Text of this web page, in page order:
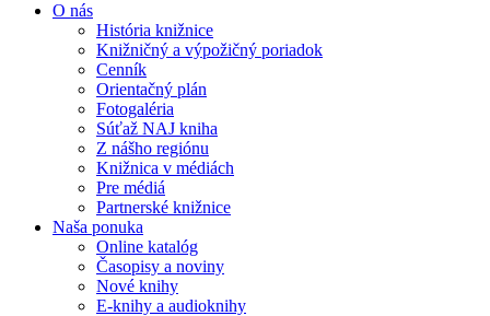
O nás
História knižnice
Knižničný a výpožičný poriadok
Cenník
Orientačný plán
Fotogaléria
Súťaž NAJ kniha
Z nášho regiónu
Knižnica v médiách
Pre médiá
Partnerské knižnice
Naša ponuka
Online katalóg
Časopisy a noviny
Nové knihy
E-knihy a audioknihy